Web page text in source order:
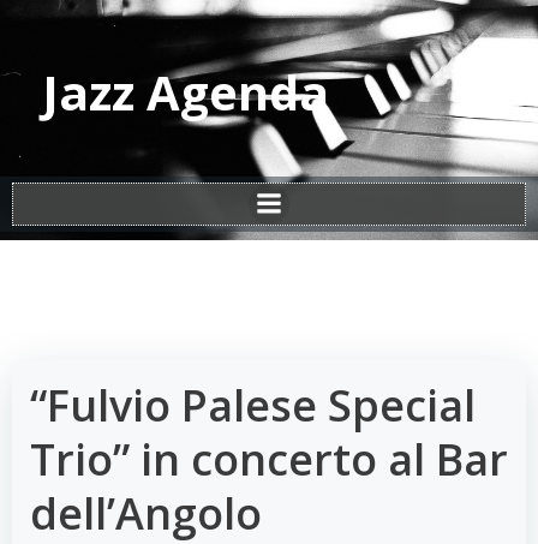
Vai
al
contenuto
Jazz Agenda
“Fulvio Palese Special
Trio” in concerto al Bar
dell’Angolo